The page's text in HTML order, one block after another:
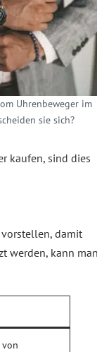
Uhrenbeweger im
sie sich?
kaufen, sind dies
vorstellen, damit
werden, kann man